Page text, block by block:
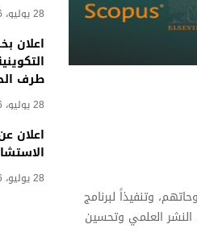
28 يوليو، 2026
اعلان
طرف
28 يوليو، 2026
اعلان
28 يوليو، 2026
وتنفيذاً لبرنامج
العلمي وتحسين